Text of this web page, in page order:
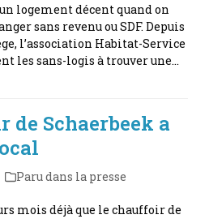
logement décent quand on
sans revenu ou SDF. Depuis
l’association Habitat-Service
les sans-logis à trouver une…
de Schaerbeek a
Paru dans la presse
mois déjà que le chauffoir de